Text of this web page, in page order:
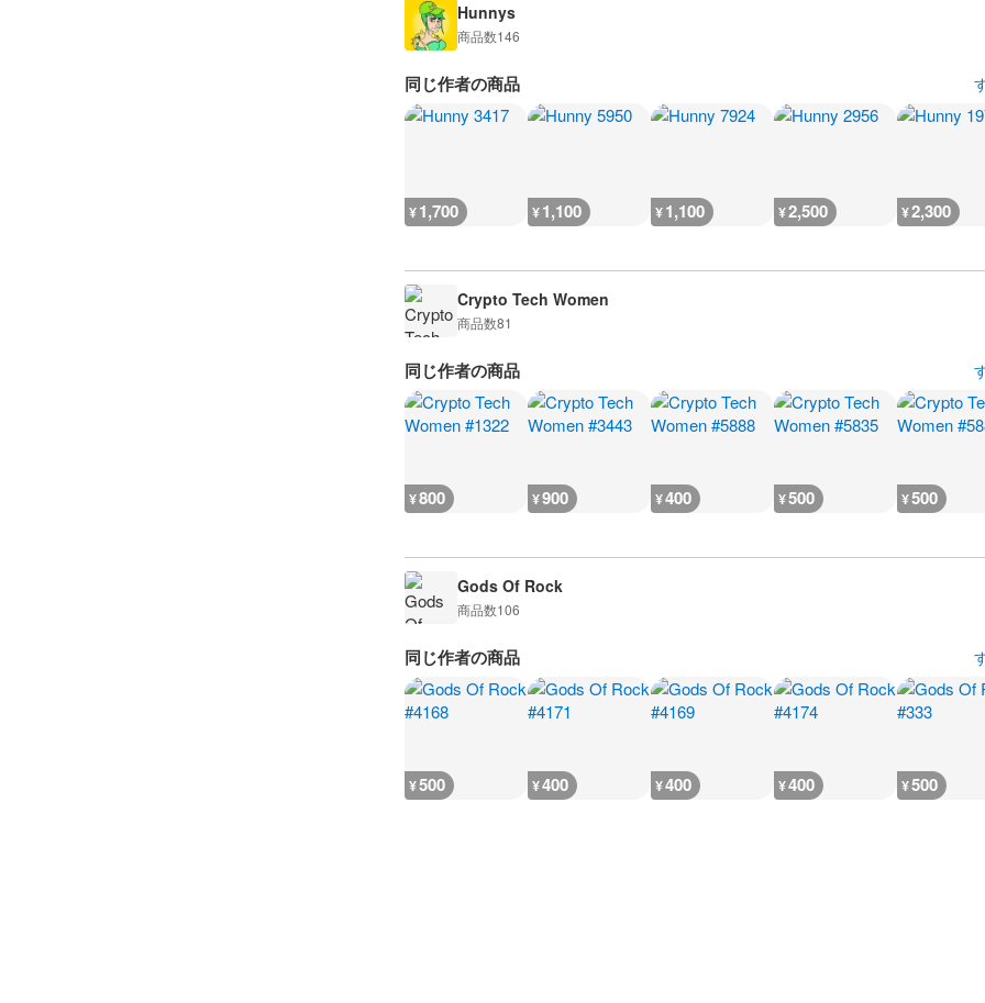
Hunnys
商品数146
同じ作者の商品
¥1,700 ¥1,100 ¥1,100 ¥2,500 ¥2,300
Crypto Tech Women
商品数81
同じ作者の商品
¥800 ¥900 ¥400 ¥500 ¥500
Gods Of Rock
商品数106
同じ作者の商品
¥500 ¥400 ¥400 ¥400 ¥500